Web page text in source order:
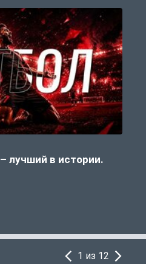
лучший в истории.
1 из 12